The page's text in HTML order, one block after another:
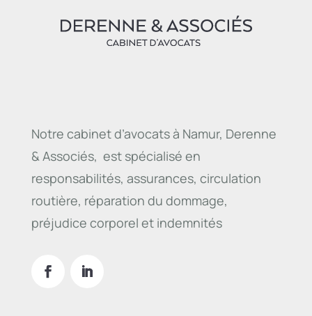
Notre cabinet d’avocats à Namur, Derenne
& Associés, est spécialisé en
responsabilités, assurances, circulation
routière, réparation du dommage,
préjudice corporel et indemnités